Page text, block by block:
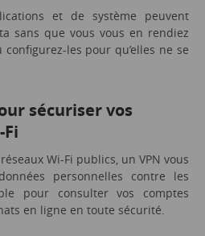
et de système peuvent
sans que vous vous en rendiez
les pour qu’elles ne se
sécuriser vos
Wi-Fi publics, un VPN vous
personnelles contre les
pour consulter vos comptes
en ligne en toute sécurité.